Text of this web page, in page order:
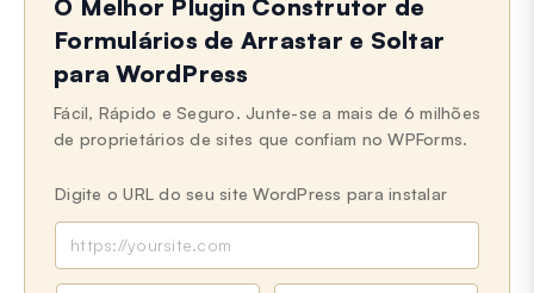
O Melhor Plugin Construtor de
Formulários de Arrastar e Soltar
para WordPress
Fácil, Rápido e Seguro. Junte-se a mais de 6 milhões
de proprietários de sites que confiam no WPForms.
Digite o URL do seu site WordPress para instalar